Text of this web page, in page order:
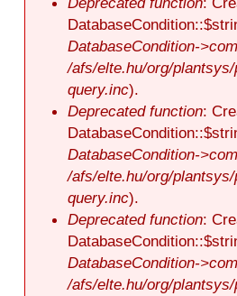
DatabaseCondition-
/afs/elte.hu/org/
query.inc).
Deprecated function:
DatabaseCondition-
/afs/elte.hu/org/
query.inc).
Deprecated function:
DatabaseCondition-
/afs/elte.hu/org/